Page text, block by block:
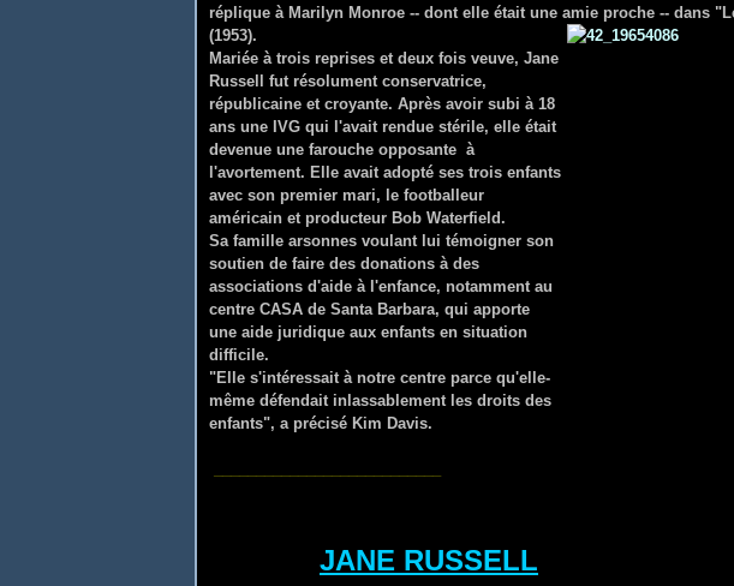
réplique à Marilyn Monroe -- dont elle était une amie proche -- dans
(1953).
Mariée à trois reprises et deux fois veuve, Jane
Russell fut résolument conservatrice,
républicaine et croyante. Après avoir subi à 18
ans une IVG qui l'avait rendue stérile, elle était
devenue une farouche opposante à
l'avortement. Elle avait adopté ses trois enfants
avec son premier mari, le footballeur
américain et producteur Bob Waterfield.
Sa famille arsonnes voulant lui témoigner son
soutien de faire des donations à des
associations d'aide à l'enfance, notamment au
centre CASA de Santa Barbara, qui apporte
une aide juridique aux enfants en situation
difficile.
"Elle s'intéressait à notre centre parce qu'elle-
même défendait inlassablement les droits des
enfants", a précisé Kim Davis.
JANE RUSSELL